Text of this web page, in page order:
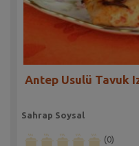
Antep Usulü Tavuk
Sahrap Soysal
(0)